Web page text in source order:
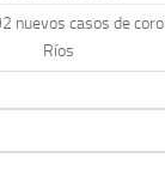
nuevos casos de
Ríos